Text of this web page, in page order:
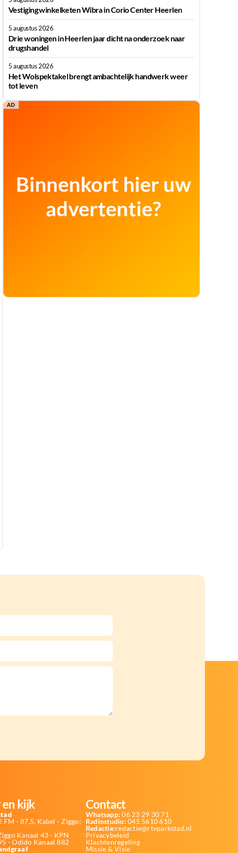
Vestiging winkelketen Wibra in Corio Center Heerlen
5 augustus 2026
Drie woningen in Heerlen jaar dicht na onderzoek naar
drugshandel
5 augustus 2026
Het Wolspektakel brengt ambachtelijk handwerk weer
tot leven
AD
en kijk
FM - 87,5, Kabel - Ziggo:
Kanaal 43 - KPN
- Odido Kanaal 882
Contact
Whatsapp: 06 23 29 30 71
Radiostudio: 045 5610 610
Redactie:redactie@rtvparkstad.nl
Privacybeleid
Klachtenregeling
Missie & Visie